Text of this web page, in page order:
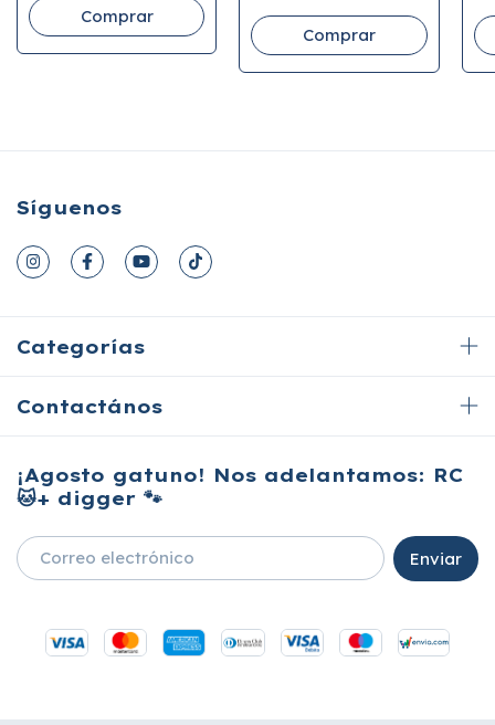
Síguenos
Categorías
Contactános
¡Agosto gatuno! Nos adelantamos: RC
🐱+ digger 🐾